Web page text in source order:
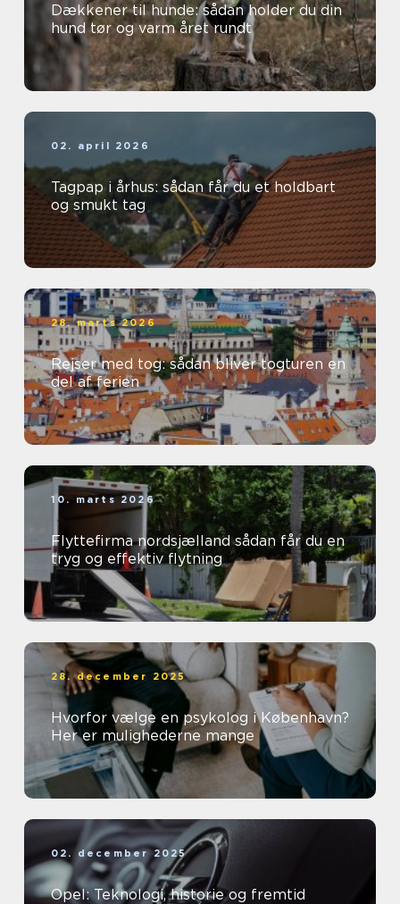
Dækkener til hunde: sådan holder du din
hund tør og varm året rundt
02. april 2026
Tagpap i århus: sådan får du et holdbart
og smukt tag
28. marts 2026
Rejser med tog: sådan bliver togturen en
del af ferien
10. marts 2026
Flyttefirma nordsjælland sådan får du en
tryg og effektiv flytning
28. december 2025
Hvorfor vælge en psykolog i København?
Her er mulighederne mange
02. december 2025
Opel: Teknologi, historie og fremtid